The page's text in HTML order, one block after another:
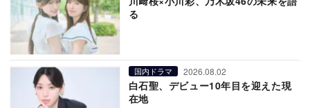
る
国内ドラマ 2026.08.02
白石聖、デビュー10年目を迎えた現
在地